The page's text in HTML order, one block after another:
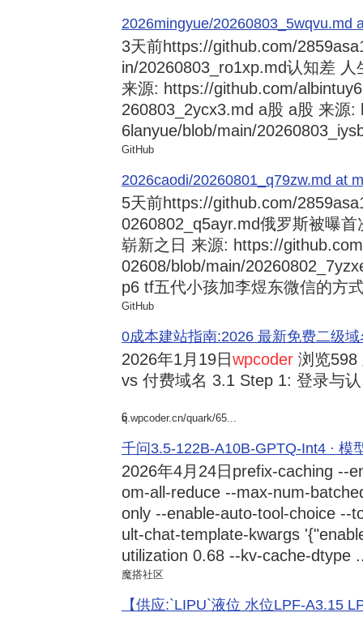
2026mingyue/20260803_5wqvu.md
3天前https://github.com/
in/20260803_ro1xp.md认知差
来源: https://github.com/
260803_2ycx3.md a股 a股 来源
6lanyue/blob/main/
GitHub
2026caodi/20260801_q79zw.md at
5天前https://github.com/
0260802_q5ayr.md俄罗斯被曝
崭新之日 来源: https://
02608/blob/main/
p6 tf五代小孩加李煜东微信的方
GitHub
0成本建站指南:2026 最新免费二级
2026年1月19日wpcoder 浏览598
vs 付费域名 3.1 Step 1: 登录与
6
q.wpcoder.cn/quark/65...
千问3.5-122B-A10B-GPTQ-Int4 · 模
2026年4月24日 prefix-caching --
om-all-reduce --max-num-
only --enable-auto-tool-choice --
ult-chat-template-kwargs
utilization 0.68 --kv-cache-dtype
魔搭社区
【供应:`LIPU`液位 水位LPF-A3.15